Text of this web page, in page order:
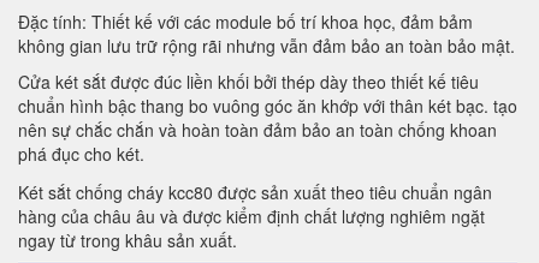
Đặc tính: Thiết kế với các module bố trí khoa học, đảm bảm
không gian lưu trữ rộng rãi nhưng vẫn đảm bảo an toàn bảo mật.
Cửa két sắt được đúc liền khối bởi thép dày theo thiết kế tiêu
chuẩn hình bậc thang bo vuông góc ăn khớp với thân két bạc. tạo
nên sự chắc chắn và hoàn toàn đảm bảo an toàn chống khoan
phá đục cho két.
Két sắt chống cháy kcc80 được sản xuất theo tiêu chuẩn ngân
hàng của châu âu và được kiểm định chất lượng nghiêm ngặt
ngay từ trong khâu sản xuất.